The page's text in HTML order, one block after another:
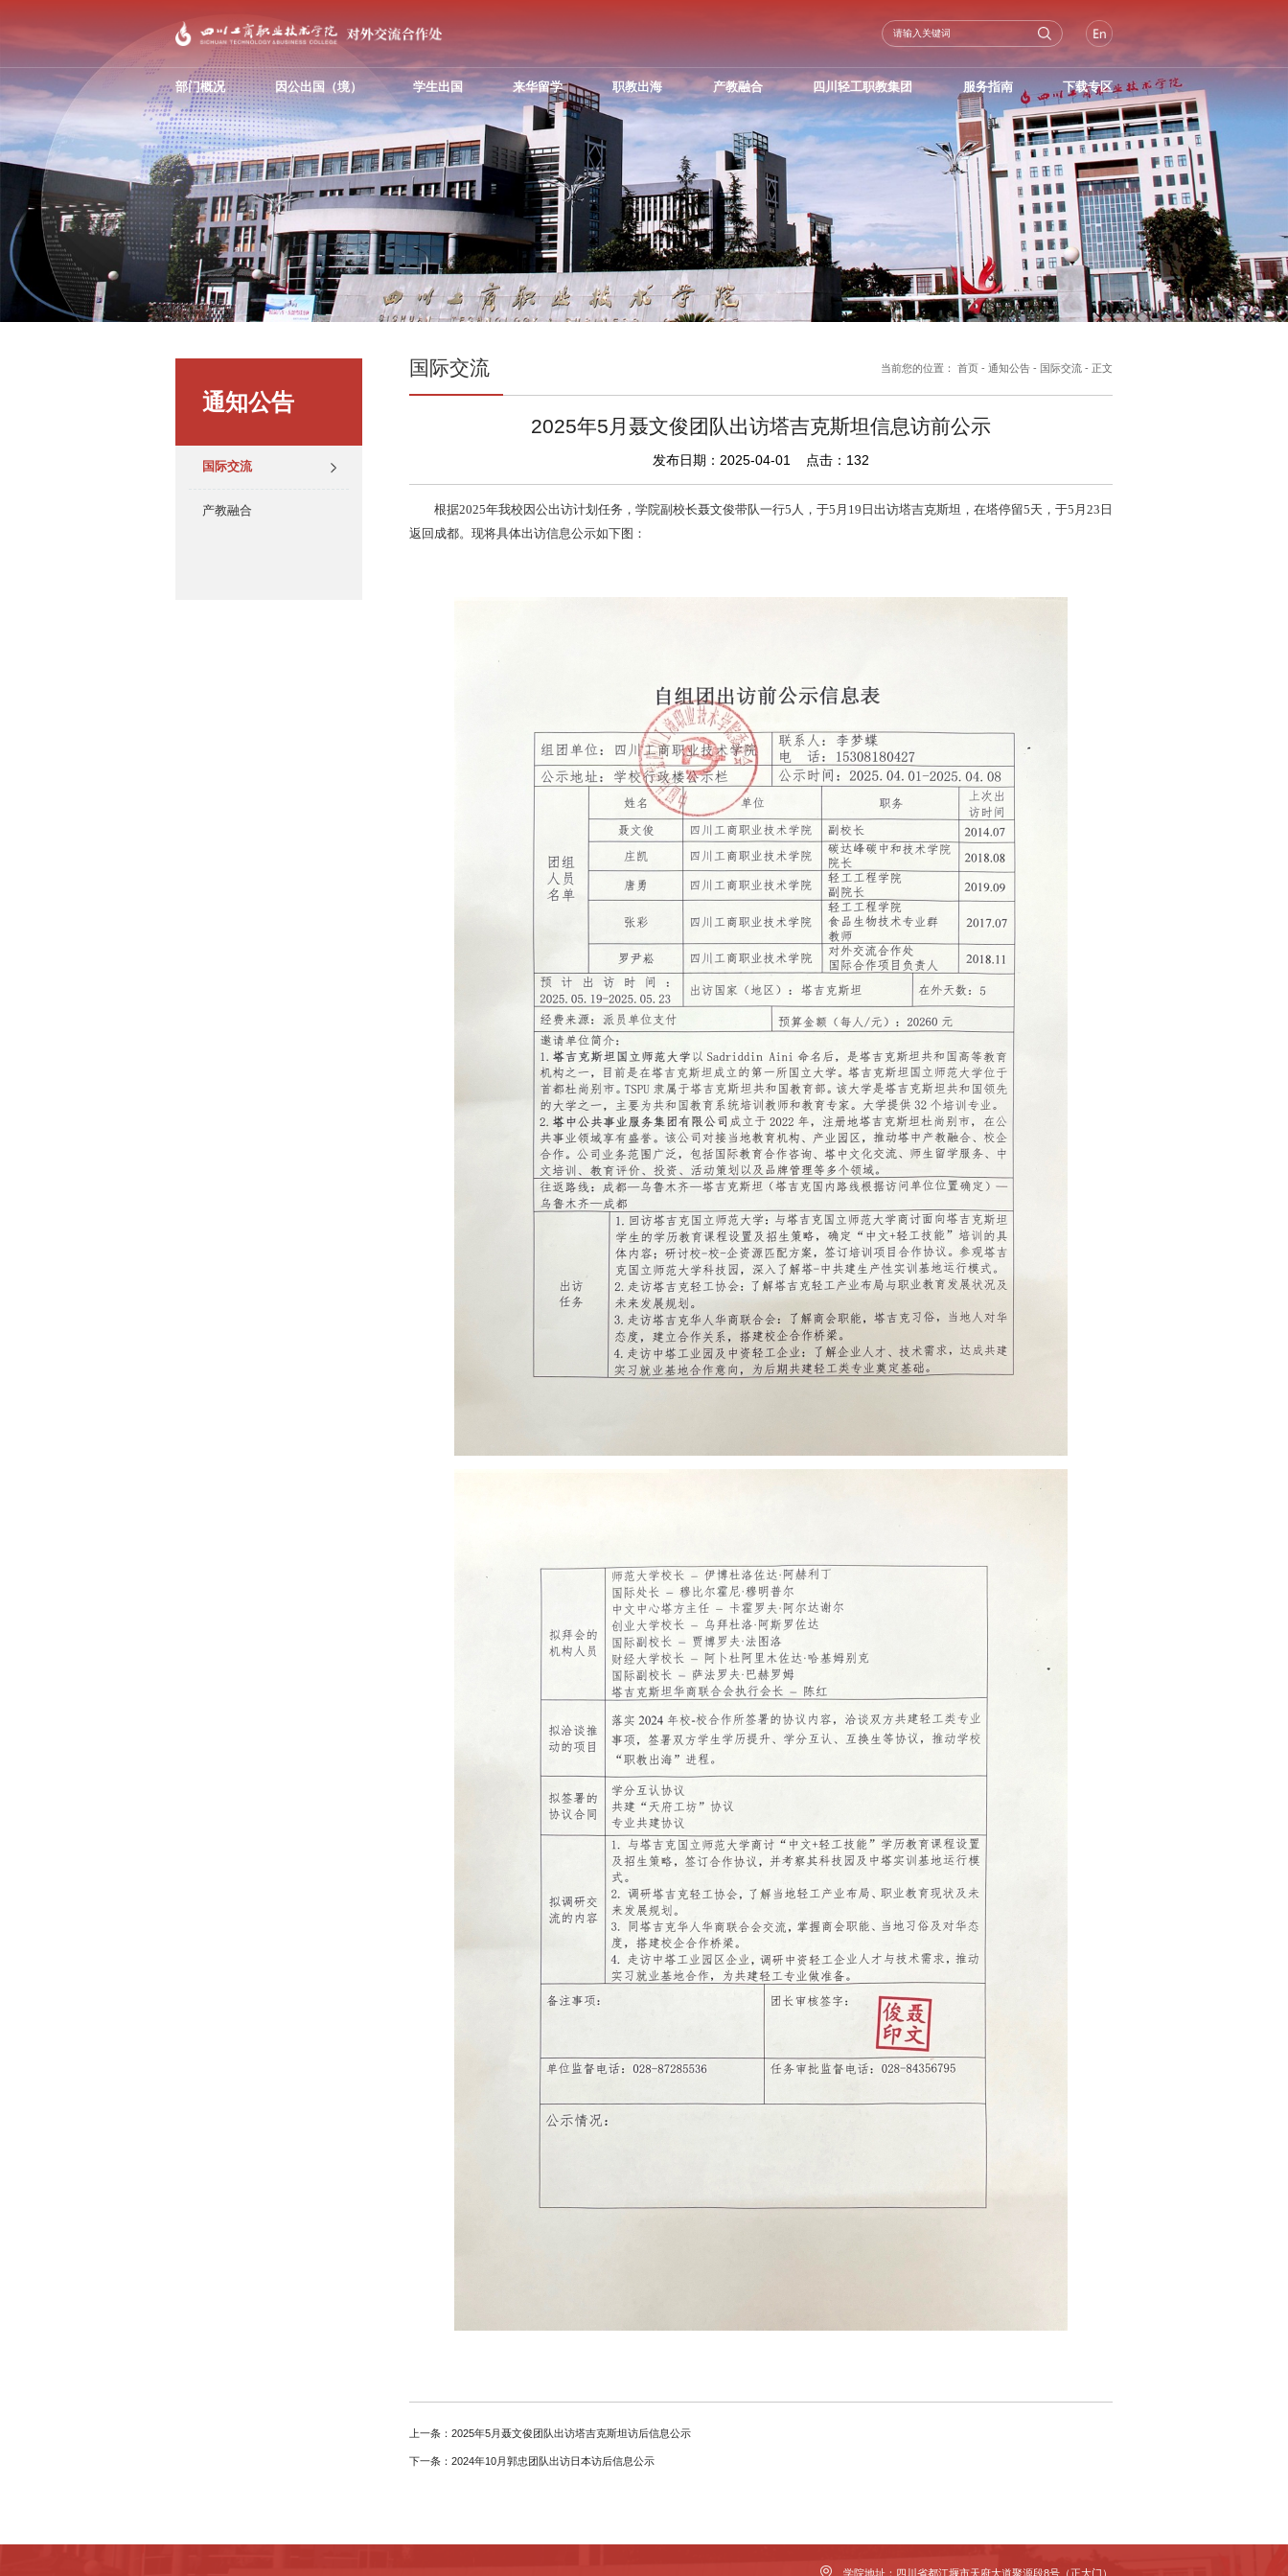
部门概况 因公出国（境） 学生出国 来华留学 职教出海 产教融合 四川轻工职教集团 服务指南 下载专区
通知公告
国际交流
产教融合
国际交流 当前您的位置：首页 -通知公告 - 国际交流 - 正文
2025年5月聂文俊团队出访塔吉克斯坦信息访前公示
发布日期：2025-04-01 点击： 132
根据2025年我校因公出访计划任务 ，学院副校长聂文俊带队一行5人，于5月19日出访塔吉克斯坦，在塔停留5天，于5月23日
返回成都。现将具体出访信息公示如下图：
上一条：2025年5月聂文俊团队出访塔吉克斯坦访后信息公示
下一条：2024年10月郭忠团队出访日本访后信息公示
学院地址：四川省都江堰市天府大道聚源段8号（正大门）